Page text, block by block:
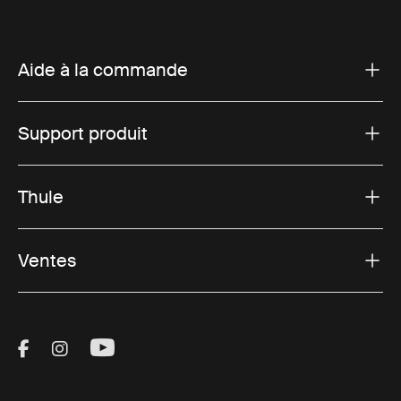
Aide à la commande
Support produit
Thule
Ventes
Visit Thule on Facebook (external link)
Visit Thule on Instagram (external link)
Visit Thule on Youtube (external